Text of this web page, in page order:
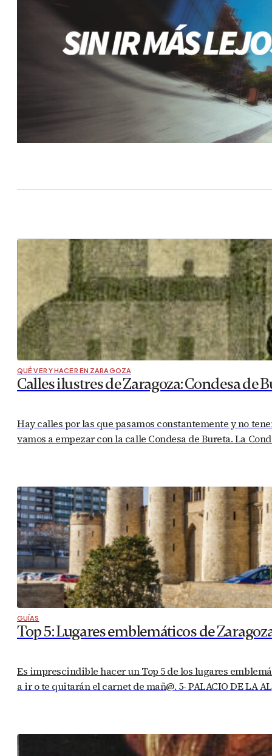
QUÉ VER Y HACER EN ZARAGOZA
Calles ilustres de Zaragoza: Condesa de
Hay calles por las que pasamos constantemente y no
vamos a empezar con la calle Condesa de Bureta. La
GUÍAS
Top 5: Lugares emblemáticos de
Es imprescindible hacer un Top 5 de los lugares
a ir o te quitarán el carnet de mañ@. 5- PALACIO DE LA